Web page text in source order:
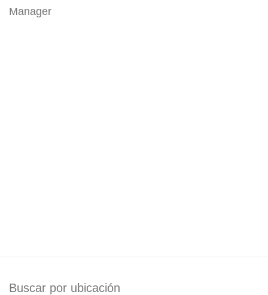
Manager
Buscar por ubicación